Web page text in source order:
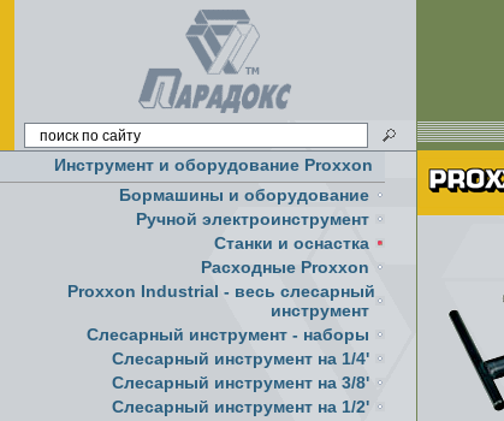
Инструмент и оборудование Proxxon
Бормашины и оборудование
Ручной электроинструмент
Cтанки и оснастка
Расходные Proxxon
Proxxon Industrial - весь слесарный
инструмент
Слесарный инструмент - наборы
Слесарный инструмент на 1/4'
Слесарный инструмент на 3/8'
Слесарный инструмент на 1/2'